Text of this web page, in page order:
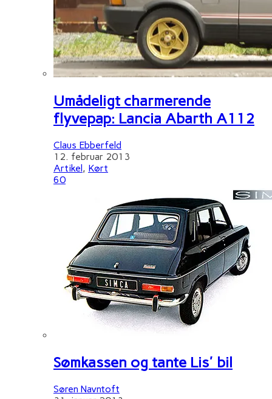
Umådeligt charmerende
flyvepap: Lancia Abarth A112
Claus Ebberfeld
12. februar 2013
Artikel, Kørt
60
Sømkassen og tante Lis' bil
Søren Navntoft